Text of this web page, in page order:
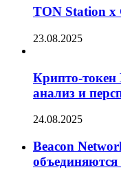
TON Station x
23.08.2025
Крипто-токен
анализ и
24.08.2025
Beacon